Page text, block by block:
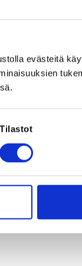
evästeitä
TilastotRegistration